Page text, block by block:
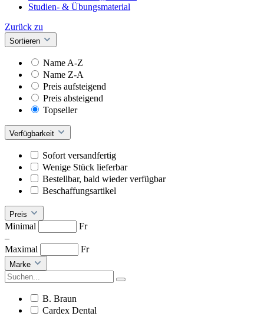
Studien- & Übungsmaterial
Zurück zu
Sortieren
Name A-Z
Name Z-A
Preis aufsteigend
Preis absteigend
Topseller
Verfügbarkeit
Sofort versandfertig
Wenige Stück lieferbar
Bestellbar, bald wieder verfügbar
Beschaffungsartikel
Preis
Minimal
Fr
–
Maximal
Fr
Marke
B. Braun
Cardex Dental